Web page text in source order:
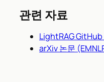
관련 자료
LightRAG GitHub
arXiv 논문